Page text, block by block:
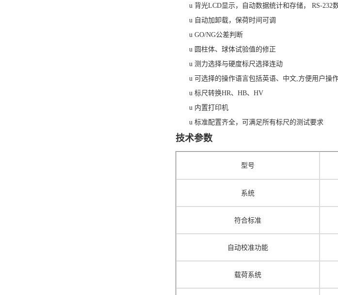
u 背光LCD显示，自动数据统计和存储， RS-232
u 自动加卸载，保荷时间可调
u GO/NG公差判断
u 圆柱体、球体试验值的修正
u 测力选择与硬度标尺选择连动
u 可选择的操作语言包括英语、中文,方便用户操
u 标尺转换HR、HB、HV
u 内置打印机
u 标准配置齐全，可满足所有标尺的测试要求
技术参数
型号
系统
符合标准
自动校准功能
载荷系统